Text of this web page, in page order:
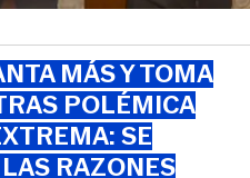
MÁS Y TOMA
POLÉMICA
SE
RAZONES